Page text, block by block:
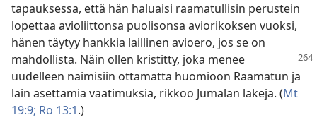
tapauksessa, että hän haluaisi raamatullisin perustein
lopettaa avioliittonsa puolisonsa aviorikoksen vuoksi,
hänen täytyy hankkia laillinen avioero, jos se on
mahdollista. Näin ollen kristitty, joka menee
uudelleen naimisiin ottamatta huomioon Raamatun ja
lain asettamia vaatimuksia, rikkoo Jumalan lakeja. (Mt
19:9; Ro 13:1.)